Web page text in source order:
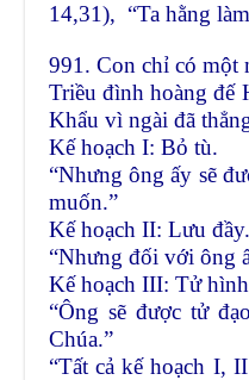
14,31), “Ta hằng
991. Con chỉ có một
Triều đình hoàng đế
Khẩu vì ngài đã
Kế hoạch I: Bỏ tù.
“Nhưng ông ấy sẽ
muốn.”
Kế hoạch II: Lưu đầy.
“Nhưng đối với ông
Kế hoạch III: Tử
“Ông sẽ được tử
Chúa.”
“Tất cả kế hoạch I,